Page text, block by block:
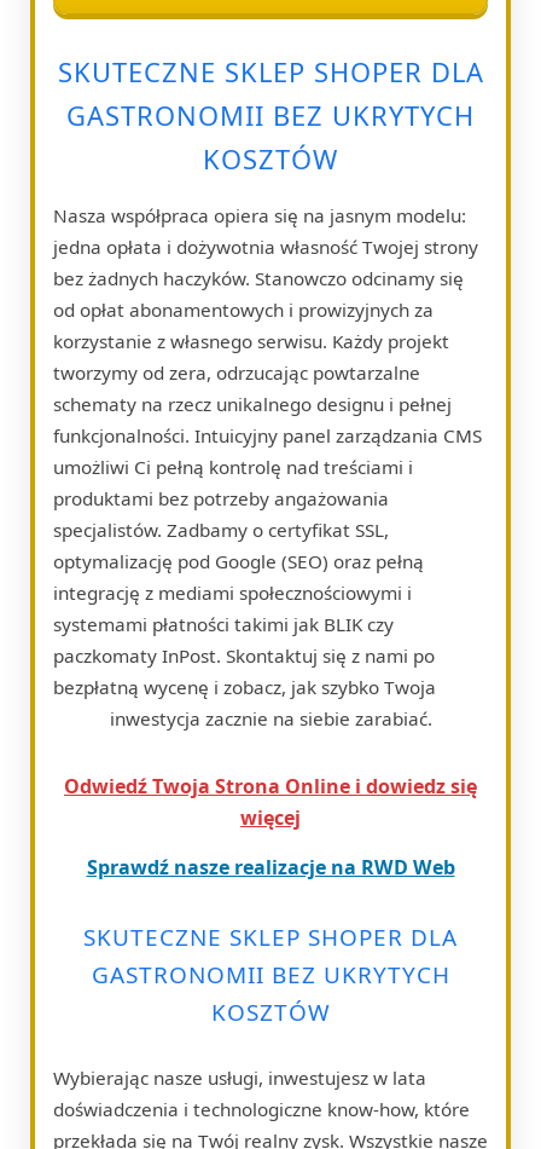
SKUTECZNE SKLEP SHOPER DLA
GASTRONOMII BEZ UKRYTYCH
KOSZTÓW
Nasza współpraca opiera się na jasnym modelu:
jedna opłata i dożywotnia własność Twojej strony
bez żadnych haczyków. Stanowczo odcinamy się
od opłat abonamentowych i prowizyjnych za
korzystanie z własnego serwisu. Każdy projekt
tworzymy od zera, odrzucając powtarzalne
schematy na rzecz unikalnego designu i pełnej
funkcjonalności. Intuicyjny panel zarządzania CMS
umożliwi Ci pełną kontrolę nad treściami i
produktami bez potrzeby angażowania
specjalistów. Zadbamy o certyfikat SSL,
optymalizację pod Google (SEO) oraz pełną
integrację z mediami społecznościowymi i
systemami płatności takimi jak BLIK czy
paczkomaty InPost. Skontaktuj się z nami po
bezpłatną wycenę i zobacz, jak szybko Twoja
inwestycja zacznie na siebie zarabiać.
Odwiedź Twoja Strona Online i dowiedz się
więcej
Sprawdź nasze realizacje na RWD Web
SKUTECZNE SKLEP SHOPER DLA
GASTRONOMII BEZ UKRYTYCH
KOSZTÓW
Wybierając nasze usługi, inwestujesz w lata
doświadczenia i technologiczne know-how, które
przekłada się na Twój realny zysk. Wszystkie nasze